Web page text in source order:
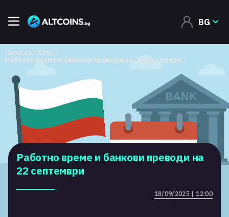
BG
Начало Блог
Работно време и банкови преводи на 22 септември
Работно време и банкови преводи на
22 септември
18/09/2025 | 12:00